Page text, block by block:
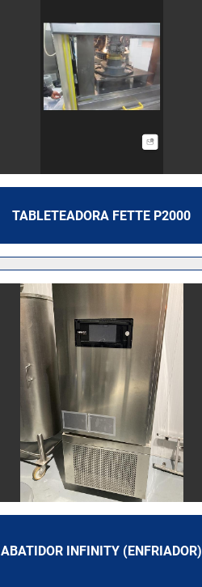
TABLETEADORA FETTE P2000
ABATIDOR INFINITY (ENFRIADOR)